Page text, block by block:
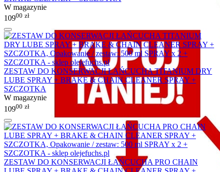
W magazynie
10900 zł
ZESTAW DO KONSERWACJI ŁAŃCUCHA TITANIUM DRY
LUBE SPRAY + BRAKE & CHAIN CLEANER SPRAY +
SZCZOTKA
W magazynie
10900 zł
ZESTAW DO KONSERWACJI ŁAŃCUCHA PRO CHAIN